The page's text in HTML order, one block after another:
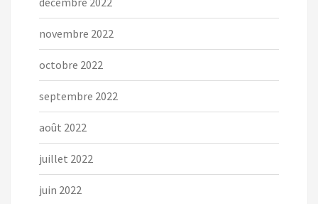
novembre 2022
octobre 2022
septembre 2022
août 2022
juillet 2022
juin 2022